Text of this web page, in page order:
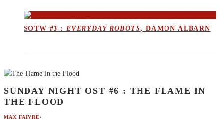
SOTW #3 : EVERYDAY ROBOTS, DAMON ALBARN
SUNDAY NIGHT OST #6 : THE FLAME IN
THE FLOOD
MAX FAIVRE·